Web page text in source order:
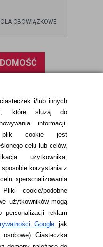
i/lub innych
które służą do
informacji.
plik cookie jest
celu lub celów,
użytkownika,
korzystania z
spersonalizowania
Pliki cookie/podobne
użytkowników mogą
personalizacji reklam
Googlejak
osobowe). Ciasteczka
OBOWIĄZKOWE